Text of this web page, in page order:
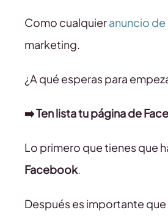
Como cualquieranuncio de
marketing.
¿A qué esperas para
➡️ Ten lista tu página de
Lo primero que tienes que
Facebook.
Después es importante que